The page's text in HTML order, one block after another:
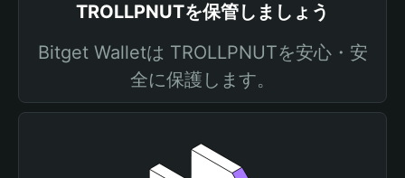
TROLLPNUTを保管しましょう
Bitget Walletは TROLLPNUTを安心・安
全に保護します。